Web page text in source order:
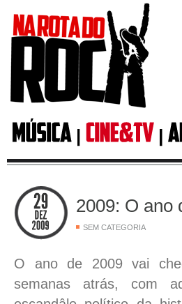
2009: O ano
SEM CATEGORIA
O ano de 2009 vai
semanas atrás, com